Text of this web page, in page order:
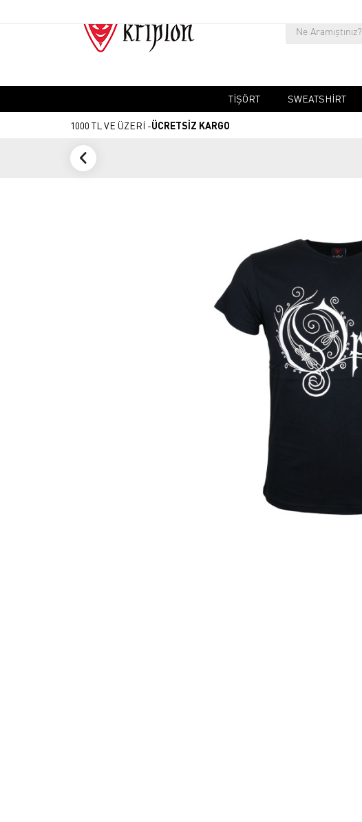
TIŞÖRT SWEATSHIRT
1000 TL VE ÜZERİ -ÜCRETSİZ KARGO